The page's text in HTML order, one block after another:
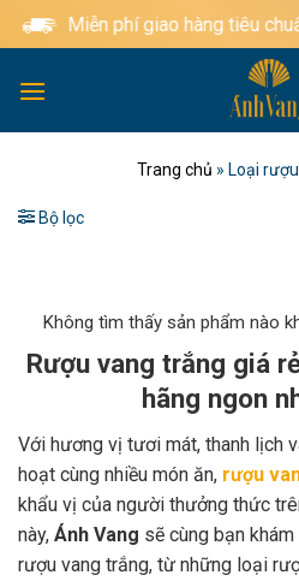
qua
dung
Miễn phí giao hàng tiêu chuẩn
Trang chủ » Loại rượu
Bộ lọc
Không tìm thấy sản phẩm nào
Rượu vang trắng giá
hãng ngon
Với hương vị tươi mát, thanh lịch
hoạt cùng nhiều món ăn, rượu
khẩu vị của người thưởng thức
này, Ánh Vang sẽ cùng bạn
rượu vang trắng, từ những loại